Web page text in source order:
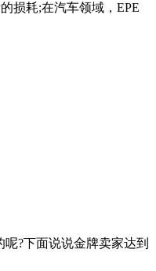
损耗;在汽车领域，EPE
?下面说说金牌卖家达到